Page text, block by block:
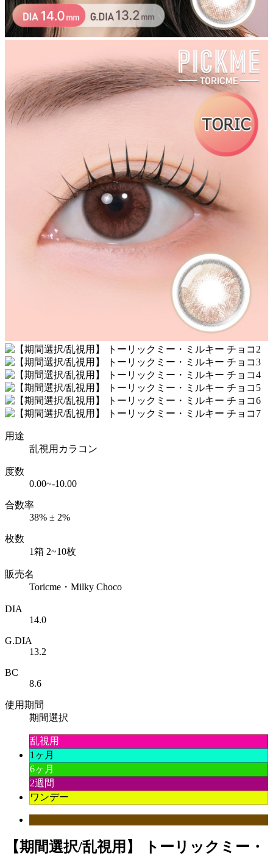
用途
乱視用カラコン
度数
0.00~-10.00
合数率
38% ± 2%
枚数
1箱 2~10枚
販売名
Toricme・Milky Choco
DIA
14.0
G.DIA
13.2
BC
8.6
使用期間
期間選択
乱視用
1ヶ月
6ヶ月
2週間
ワンデー
【期間選択/乱視用】 トーリックミー・